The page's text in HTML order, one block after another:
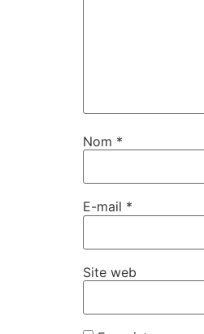
Nom *
E-mail *
Site web